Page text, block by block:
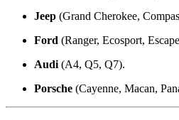
Jeep (Grand Cherokee,
Ford (Ranger, Ecosport,
Audi (A4, Q5, Q7).
Porsche (Cayenne, Macan,